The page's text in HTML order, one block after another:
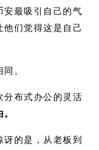
安最吸引自己的气
们觉得这是自己
。
布式办公的灵活
的是，从老板到